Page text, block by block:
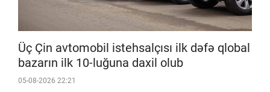
Üç Çin avtomobil istehsalçısı ilk dəfə qlobal
bazarın ilk 10-luğuna daxil olub
05-08-2026 22:21